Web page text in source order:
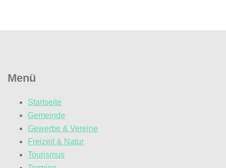
Menü
Startseite
Gemeinde
Gewerbe & Vereine
Freizeit & Natur
Tourismus